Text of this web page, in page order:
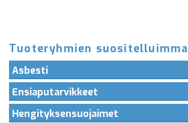
Tuoteryhmien
Asbesti
Ensiaputarvikkeet
Hengityksensuojaimet